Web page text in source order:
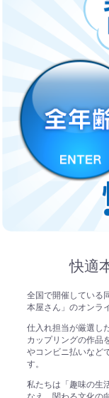
快適
全国で開催している
本屋さん」のオンラ
仕入れ担当が厳選し
カップリングの作品
やコンビニ払いなど
す。
私たちは「趣味の生